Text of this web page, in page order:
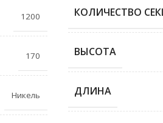
1200
170
Никель
КОЛИЧЕСТВО
ВЫСОТА
ДЛИНА